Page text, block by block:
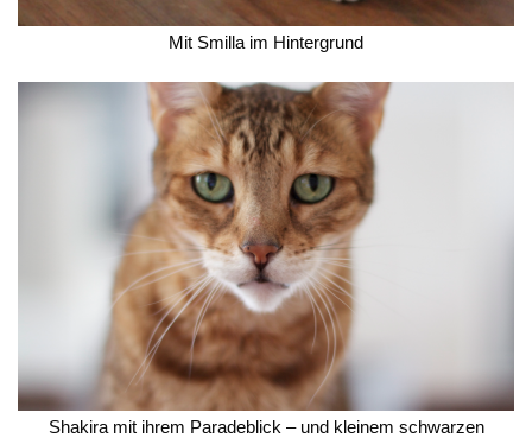
Mit Smilla im Hintergrund
Shakira mit ihrem Paradeblick – und kleinem schwarzen